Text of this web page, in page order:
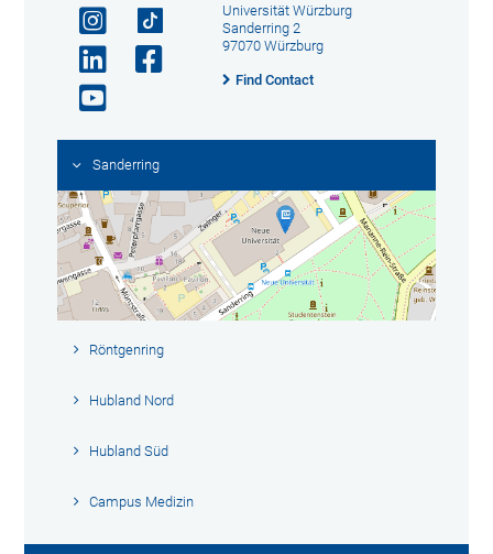
Universität Würzburg
Sanderring 2
97070 Würzburg
Find Contact
Sanderring
Röntgenring
Hubland Nord
Hubland Süd
Campus Medizin